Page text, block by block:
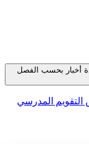
أخبار بحسب الفصل
التقويم المدرسي